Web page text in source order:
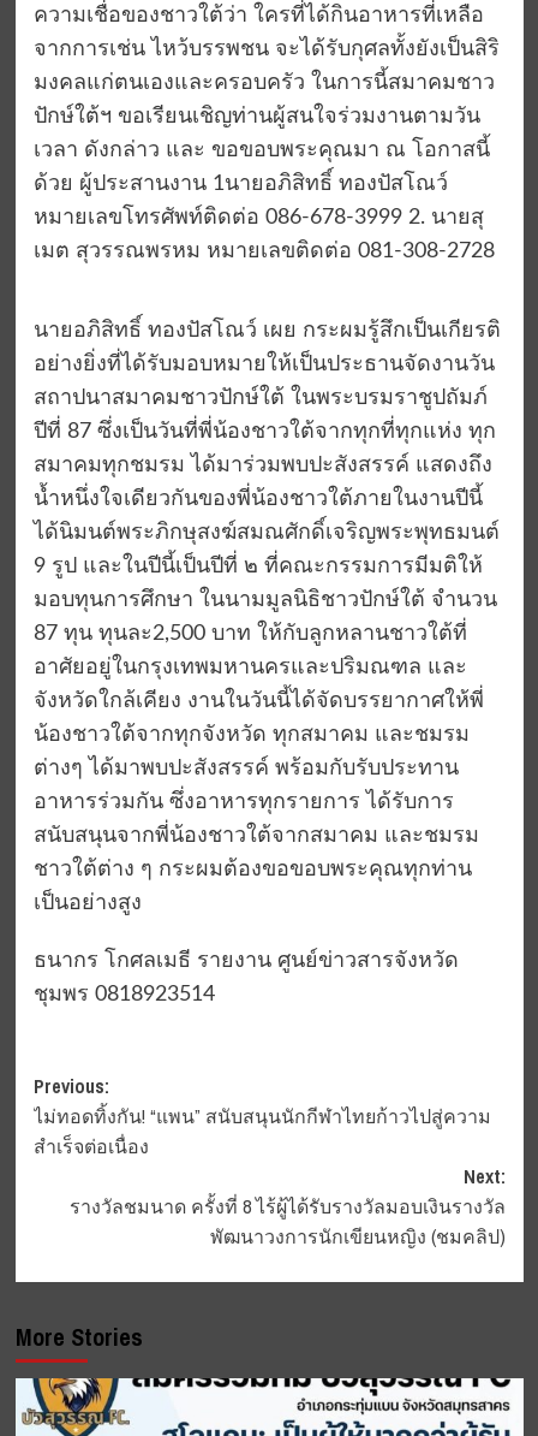
ความเชื่อของชาวใต้ว่า ใครที่ได้กินอาหารที่เหลือ
จากการเช่น ไหว้บรรพชน จะได้รับกุศลทั้งยังเป็นสิริ
มงคลแก่ตนเองและครอบครัว ในการนี้สมาคมชาว
ปักษ์ใต้ฯ ขอเรียนเชิญท่านผู้สนใจร่วมงานตามวัน
เวลา ดังกล่าว และ ขอขอบพระคุณมา ณ โอกาสนี้
ด้วย ผู้ประสานงาน 1นายอภิสิทธิ์ ทองปัสโณว์
หมายเลขโทรศัพท์ติดต่อ 086-678-3999 2. นายสุ
เมต สุวรรณพรหม หมายเลขติดต่อ 081-308-2728
นายอภิสิทธิ์ ทองปัสโณว์ เผย กระผมรู้สึกเป็นเกียรติ
อย่างยิ่งที่ได้รับมอบหมายให้เป็นประธานจัดงานวัน
สถาปนาสมาคมชาวปักษ์ใต้ ในพระบรมราชูปถัมภ์
ปีที่ 87 ซึ่งเป็นวันที่พี่น้องชาวใต้จากทุกที่ทุกแห่ง ทุก
สมาคมทุกชมรม ได้มาร่วมพบปะสังสรรค์ แสดงถึง
น้ำหนึ่งใจเดียวกันของพี่น้องชาวใต้ภายในงานปีนี้
ได้นิมนต์พระภิกษุสงฆ์สมณศักดิ์เจริญพระพุทธมนต์
9 รูป และในปีนี้เป็นปีที่ ๒ ที่คณะกรรมการมีมติให้
มอบทุนการศึกษา ในนามมูลนิธิชาวปักษ์ใต้ จำนวน
87 ทุน ทุนละ2,500 บาท ให้กับลูกหลานชาวใต้ที่
อาศัยอยู่ในกรุงเทพมหานครและปริมณฑล และ
จังหวัดใกล้เคียง งานในวันนี้ได้จัดบรรยากาศให้พี่
น้องชาวใต้จากทุกจังหวัด ทุกสมาคม และชมรม
ต่างๆ ได้มาพบปะสังสรรค์ พร้อมกับรับประทาน
อาหารร่วมกัน ซึ่งอาหารทุกรายการ ได้รับการ
สนับสนุนจากพี่น้องชาวใต้จากสมาคม และชมรม
ชาวใต้ต่าง ๆ กระผมต้องขอขอบพระคุณทุกท่าน
เป็นอย่างสูง
ธนากร โกศลเมธี รายงาน ศูนย์ข่าวสารจังหวัด
ชุมพร 0818923514
Post
navigation
Previous:
ไม่ทอดทิ้งกัน! “แพน” สนับสนุนนักกีฬาไทยก้าวไปสู่ความ
สำเร็จต่อเนื่อง
Next:
รางวัลชมนาด ครั้งที่ 8 ไร้ผู้ได้รับรางวัลมอบเงินรางวัล
พัฒนาวงการนักเขียนหญิง (ชมคลิป)
More Stories